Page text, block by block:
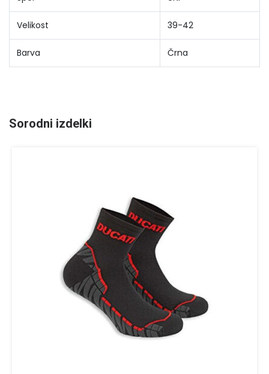
Velikost 39-42
Barva Črna
Sorodni izdelki